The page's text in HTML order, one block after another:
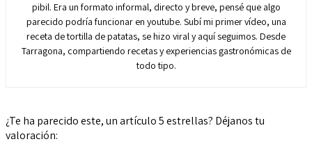
pibil. Era un formato informal, directo y breve, pensé que algo
parecido podría funcionar en youtube. Subí mi primer vídeo, una
receta de tortilla de patatas, se hizo viral y aquí seguimos. Desde
Tarragona, compartiendo recetas y experiencias gastronómicas de
todo tipo.
¿Te ha parecido este, un artículo 5 estrellas? Déjanos tu
valoración: